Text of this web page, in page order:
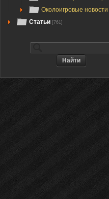
Околоигровые новости
Статьи [761]